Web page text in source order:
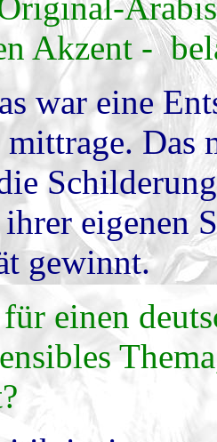
Akzent -
war eine
Das
eigenen
gewinnt.
für einen